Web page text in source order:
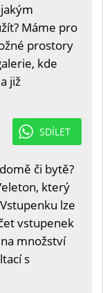
Máme pro
prostory
kde
již
SDÍLET
či bytě?
který
lze
vstupenek
množství
s